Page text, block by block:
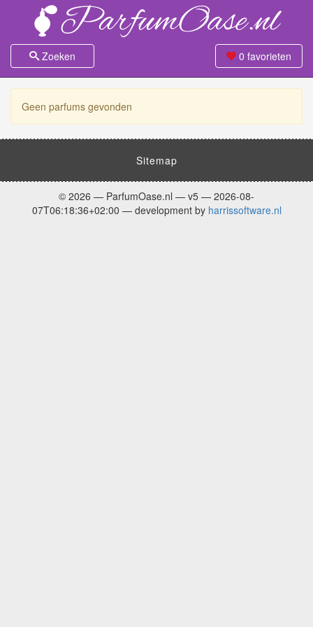
0 favorieten
Zoeken
Geen parfums gevonden
Sitemap
© 2026 — ParfumOase.nl — v5 — 2026-08-
07T06:18:36+02:00 — development by harrissoftware.nl